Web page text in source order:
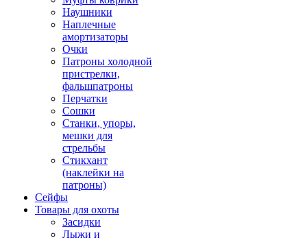
Наушники
Наплечные
амортизаторы
Очки
Патроны холодной
пристрелки,
фальшпатроны
Перчатки
Сошки
Станки, упоры,
мешки для
стрельбы
Стикхант
(наклейки на
патроны)
Сейфы
Товары для охоты
Засидки
Лыжи и